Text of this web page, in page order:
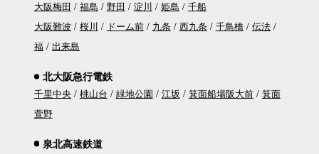
大阪梅田 福島 野田 淀川 姫島
千船
大阪難波
桜川 ドーム前 九条 西九条 千鳥橋
伝法
福
出来島
北大阪急行電鉄
千里中央 桃山台 緑地公園 江坂 箕面船場阪大前
箕面
萱野
泉北高速鉄道